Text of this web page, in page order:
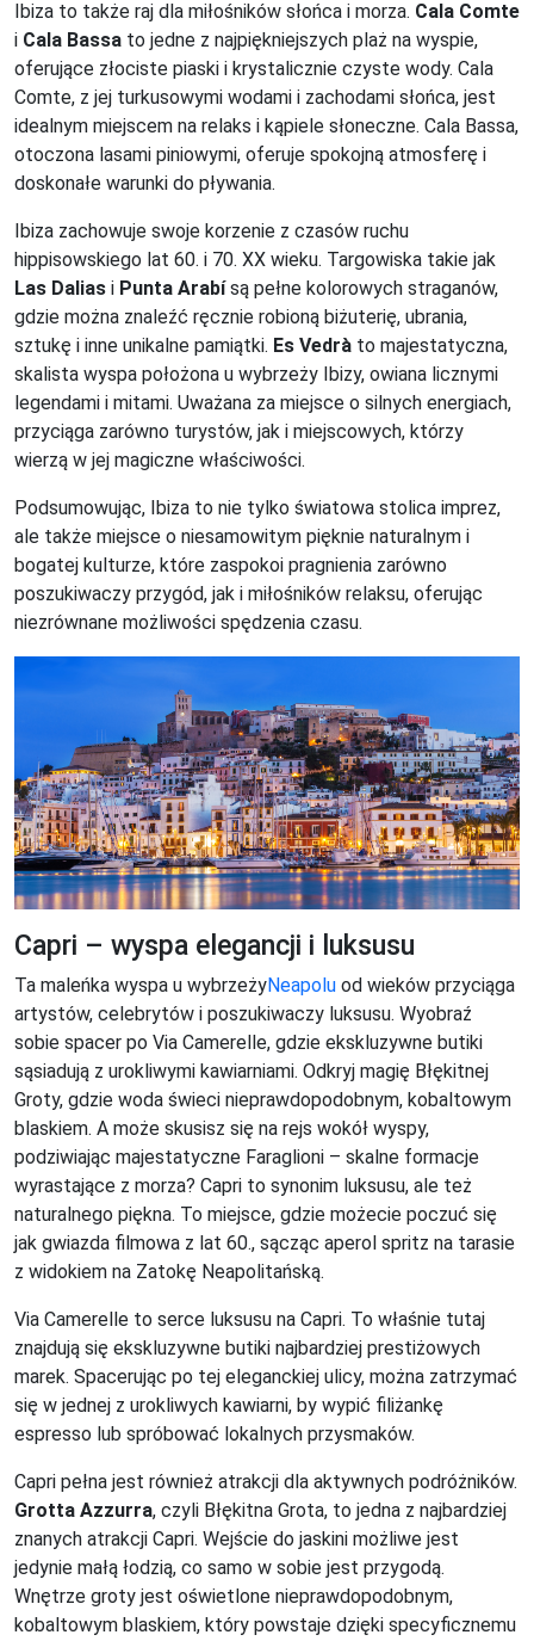
Ibiza to także raj dla miłośników słońca i morza. Cala Comte
i Cala Bassa to jedne z najpiękniejszych plaż na wyspie,
oferujące złociste piaski i krystalicznie czyste wody. Cala
Comte, z jej turkusowymi wodami i zachodami słońca, jest
idealnym miejscem na relaks i kąpiele słoneczne. Cala Bassa,
otoczona lasami piniowymi, oferuje spokojną atmosferę i
doskonałe warunki do pływania.
Ibiza zachowuje swoje korzenie z czasów ruchu
hippisowskiego lat 60. i 70. XX wieku. Targowiska takie jak
Las Dalias i Punta Arabísą pełne kolorowych straganów,
gdzie można znaleźć ręcznie robioną biżuterię, ubrania,
sztukę i inne unikalne pamiątki. Es Vedrà to majestatyczna,
skalista wyspa położona u wybrzeży Ibizy, owiana licznymi
legendami i mitami. Uważana za miejsce o silnych energiach,
przyciąga zarówno turystów, jak i miejscowych, którzy
wierzą w jej magiczne właściwości.
Podsumowując, Ibiza to nie tylko światowa stolica imprez,
ale także miejsce o niesamowitym pięknie naturalnym i
bogatej kulturze, które zaspokoi pragnienia zarówno
poszukiwaczy przygód, jak i miłośników relaksu, oferując
niezrównane możliwości spędzenia czasu.
Capri – wyspa elegancji i luksusu
Ta maleńka wyspa u wybrzeżyNeapolu od wieków przyciąga
artystów, celebrytów i poszukiwaczy luksusu. Wyobraź
sobie spacer po Via Camerelle, gdzie ekskluzywne butiki
sąsiadują z urokliwymi kawiarniami. Odkryj magię Błękitnej
Groty, gdzie woda świeci nieprawdopodobnym, kobaltowym
blaskiem. A może skusisz się na rejs wokół wyspy,
podziwiając majestatyczne Faraglioni – skalne formacje
wyrastające z morza? Capri to synonim luksusu, ale też
naturalnego piękna. To miejsce, gdzie możecie poczuć się
jak gwiazda filmowa z lat 60., sącząc aperol spritz na tarasie
z widokiem na Zatokę Neapolitańską.
Via Camerelle to serce luksusu na Capri. To właśnie tutaj
znajdują się ekskluzywne butiki najbardziej prestiżowych
marek. Spacerując po tej eleganckiej ulicy, można zatrzymać
się w jednej z urokliwych kawiarni, by wypić filiżankę
espresso lub spróbować lokalnych przysmaków.
Capri pełna jest również atrakcji dla aktywnych podróżników.
Grotta Azzurra, czyli Błękitna Grota, to jedna z najbardziej
znanych atrakcji Capri. Wejście do jaskini możliwe jest
jedynie małą łodzią, co samo w sobie jest przygodą.
Wnętrze groty jest oświetlone nieprawdopodobnym,
kobaltowym blaskiem, który powstaje dzięki specyficznemu